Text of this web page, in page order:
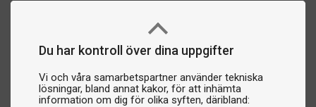
Du har kontroll över dina uppgifter
Vi och våra samarbetspartner använder tekniska
lösningar, bland annat kakor, för att inhämta
information om dig för olika syften, däribland: